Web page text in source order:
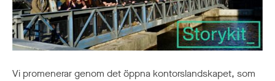
Vi promenerar genom det öppna kontorslandskapet, som